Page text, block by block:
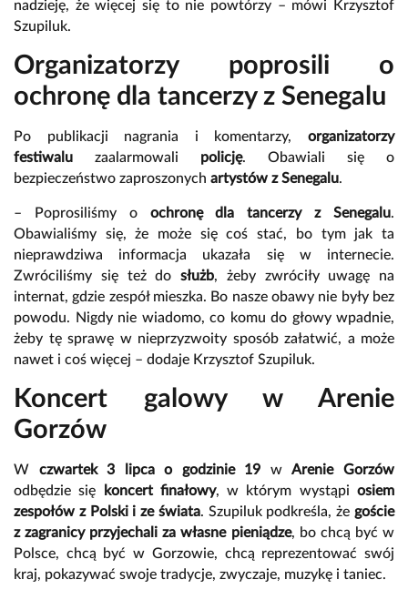
nadzieję, że więcej się to nie powtórzy – mówi Krzysztof
Szupiluk.
Organizatorzy poprosili o
ochronę dla tancerzy z Senegalu
Po publikacji nagrania i komentarzy, organizatorzy
festiwalu zaalarmowali policję. Obawiali się o
bezpieczeństwo zaproszonych artystów z Senegalu.
– Poprosiliśmy o ochronę dla tancerzy z Senegalu.
Obawialiśmy się, że może się coś stać, bo tym jak ta
nieprawdziwa informacja ukazała się w internecie.
Zwróciliśmy się też do służb, żeby zwróciły uwagę na
internat, gdzie zespół mieszka. Bo nasze obawy nie były bez
powodu. Nigdy nie wiadomo, co komu do głowy wpadnie,
żeby tę sprawę w nieprzyzwoity sposób załatwić, a może
nawet i coś więcej – dodaje Krzysztof Szupiluk.
Koncert galowy w Arenie
Gorzów
W czwartek 3 lipca o godzinie 19 wArenie Gorzów
odbędzie się
koncert finałowy, w którym wystąpiosiem
zespołów z Polski i ze świata. Szupiluk podkreśla, żegoście
z zagranicy przyjechali za własne pieniądze, bo chcą być w
Polsce, chcą być w Gorzowie, chcą reprezentować swój
kraj, pokazywać swoje tradycje, zwyczaje, muzykę i taniec.